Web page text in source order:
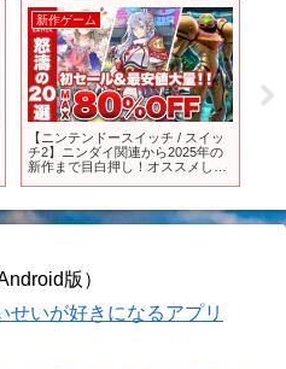
新作ゲーム
【ニンテンドースイッチ / スイッ
チ2】ニンダイ関連から2025年の
新作まで目白押し！オススメした
版）
いが好きになるアプリ